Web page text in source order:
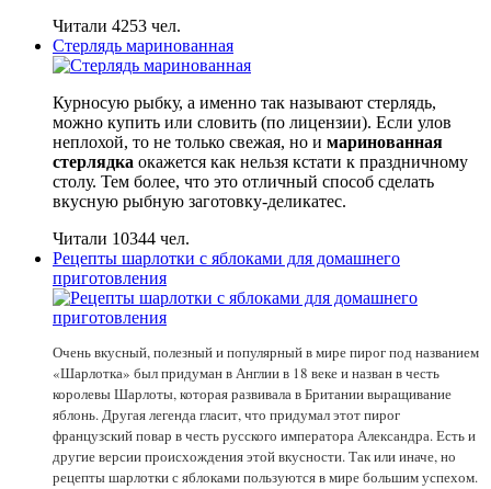
Читали 4253 чел.
Стерлядь маринованная
Курносую рыбку, а именно так называют стерлядь,
можно купить или словить (по лицензии). Если улов
неплохой, то не только свежая, но и маринованная
стерлядка окажется как нельзя кстати к праздничному
столу. Тем более, что это отличный способ сделать
вкусную рыбную заготовку-деликатес.
Читали 10344 чел.
Рецепты шарлотки с яблоками для домашнего
приготовления
Очень вкусный, полезный и популярный в мире пирог под названием
«Шарлотка» был придуман в Англии в 18 веке и назван в честь
королевы Шарлоты, которая развивала в Британии выращивание
яблонь. Другая легенда гласит, что придумал этот пирог
французский повар в честь русского императора Александра. Есть и
другие версии происхождения этой вкусности. Так или иначе, но
рецепты шарлотки с яблоками пользуются в мире большим успехом.